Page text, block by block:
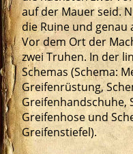
auf der Mauer seid.
die Ruine und
Vor dem Ort der
zwei Truhen. In der
Schemas (Schema:
Greifenrüstung,
Greifenhandschuhe,
Greifenhose und
Greifenstiefel).